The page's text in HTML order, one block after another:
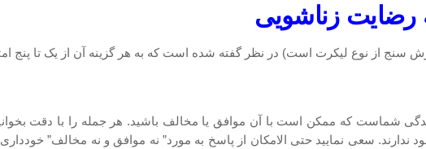
رضایت زناشویی
از نوع لیکرت است) در نظر گفته شده است که به هر گزینه آن از یک تا پنج
شماست که ممکن است با آن موافق یا مخالف باشید. هر جمله را با دقت
سعی نمایید حتی الامکان از پاسخ به مورد” نه موافق و نه مخالف” خودداری